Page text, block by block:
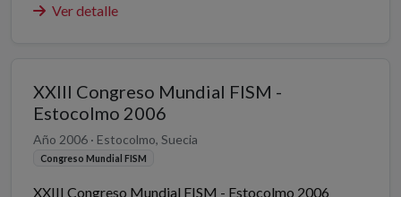
Ver detalle
XXIII Congreso Mundial FISM -
Estocolmo 2006
Año 2006 · Estocolmo, Suecia
Congreso Mundial FISM
XXIII Congreso Mundial FISM - Estocolmo 2006